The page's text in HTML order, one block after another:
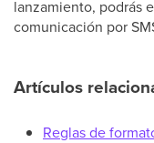
lanzamiento, podrás
comunicación por
Artículos
Reglas de